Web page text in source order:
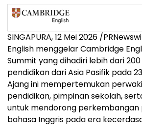
SINGAPURA, 12 Mei 2026 /
English menggelar Cambridge
Summit yang dihadiri lebih dari
pendidikan dari Asia Pasifik pada
Ajang ini mempertemukan
pendidikan, pimpinan sekolah,
untuk mendorong perkembangan
bahasa Inggris pada era